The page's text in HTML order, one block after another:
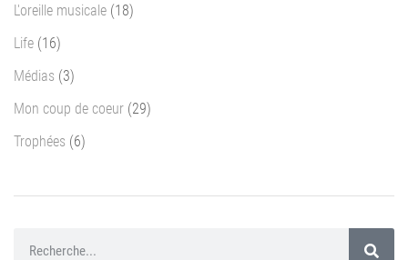
L'oreille musicale (18)
Life (16)
Médias (3)
Mon coup de coeur (29)
Trophées (6)